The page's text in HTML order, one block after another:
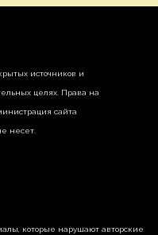
источников и
целях. Права на
сайта
несет.
которые нарушают авторские